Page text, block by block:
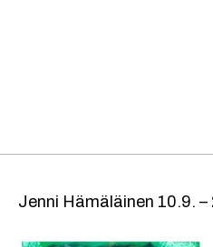
Jenni Hämäläinen 10.9.